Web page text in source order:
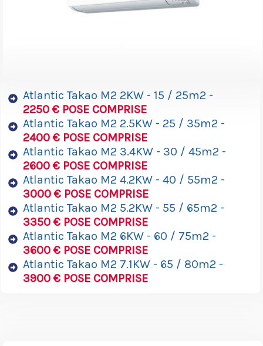
Atlantic Takao M2 2KW - 15 / 25m2 -
2250 € POSE COMPRISE
Atlantic Takao M2 2.5KW - 25 / 35m2 -
2400 € POSE COMPRISE
Atlantic Takao M2 3.4KW - 30 / 45m2 -
2600 € POSE COMPRISE
Atlantic Takao M2 4.2KW - 40 / 55m2 -
3000 € POSE COMPRISE
Atlantic Takao M2 5.2KW - 55 / 65m2 -
3350 € POSE COMPRISE
Atlantic Takao M2 6KW - 60 / 75m2 -
3600 € POSE COMPRISE
Atlantic Takao M2 7.1KW - 65 / 80m2 -
3900 € POSE COMPRISE